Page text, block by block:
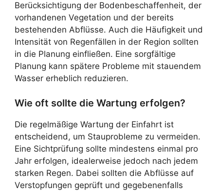
Berücksichtigung der Bodenbeschaffenheit, der
vorhandenen Vegetation und der bereits
bestehenden Abflüsse. Auch die Häufigkeit und
Intensität von Regenfällen in der Region sollten
in die Planung einfließen. Eine sorgfältige
Planung kann spätere Probleme mit stauendem
Wasser erheblich reduzieren.
Wie oft sollte die Wartung erfolgen?
Die regelmäßige Wartung der Einfahrt ist
entscheidend, um Stauprobleme zu vermeiden.
Eine Sichtprüfung sollte mindestens einmal pro
Jahr erfolgen, idealerweise jedoch nach jedem
starken Regen. Dabei sollten die Abflüsse auf
Verstopfungen geprüft und gegebenenfalls